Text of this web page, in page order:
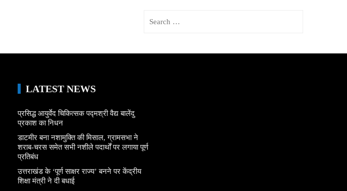
LATEST NEWS
प्रसिद्ध आयुर्वेद चिकित्सक पद्मश्री वैद्य बालेंदु
प्रकाश का निधन
डाटमीर बना नशामुक्ति की मिसाल, ग्रामसभा ने
शराब-चरस समेत सभी नशीले पदार्थों पर लगाया पूर्ण
प्रतिबंध
उत्तराखंड के ‘पूर्ण साक्षर राज्य’ बनने पर केंद्रीय
शिक्षा मंत्री ने दी बधाई